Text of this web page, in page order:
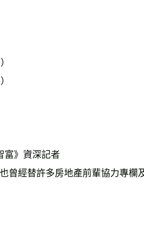
富》資深記者
曾經替許多房地產前輩協力專欄